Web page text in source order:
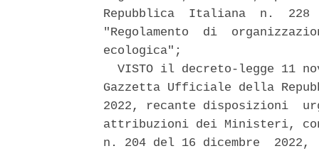
Repubblica  Italiana  n.
"Regolamento  di
ecologica";
VISTO il decreto-legge 11
Gazzetta Ufficiale della
2022, recante disposizioni
attribuzioni dei Ministeri,
n. 204 del 16 dicembre